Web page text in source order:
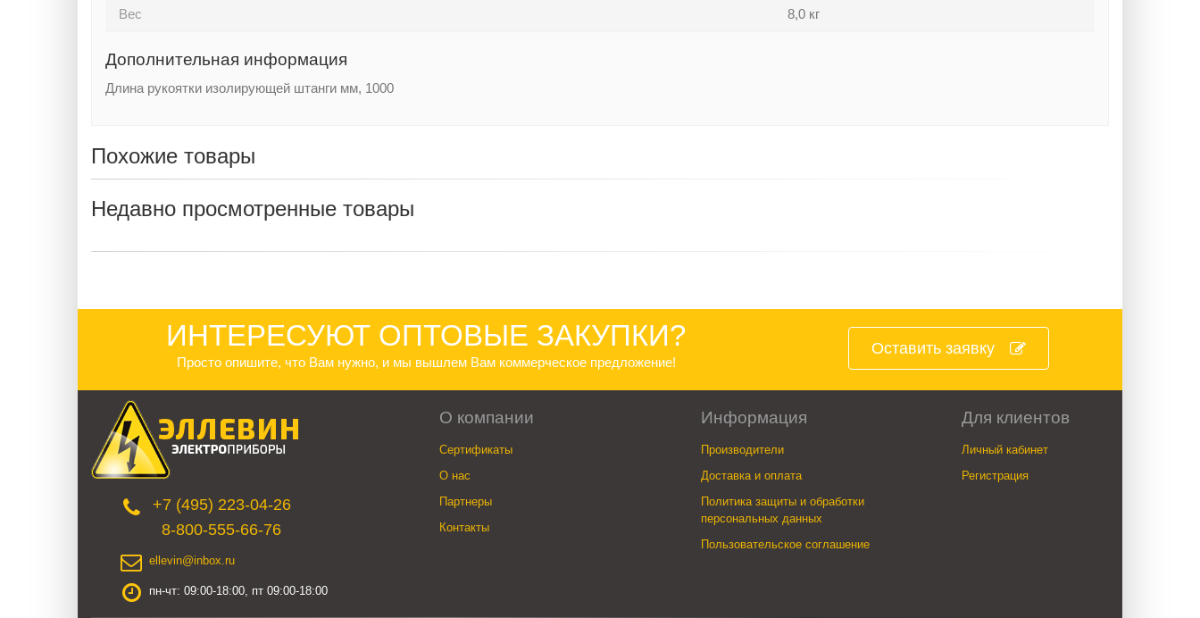
Вес 8,0 кг
Дополнительная информация
Длина рукоятки изолирующей штанги мм, 1000
Похожие товары
Недавно просмотренные товары
ИНТЕРЕСУЮТ ОПТОВЫЕ ЗАКУПКИ?
Просто опишите, что Вам нужно, и мы вышлем Вам коммерческое предложение!
Оставить заявку
+7 (495) 223-04-26
8-800-555-66-76
ellevin@inbox.ru
пн-чт: 09:00-18:00, пт 09:00-18:00
О компании
Сертификаты
О нас
Партнеры
Контакты
Информация
Производители
Доставка и оплата
Политика защиты и обработки
персональных данных
Пользовательское соглашение
Для клиентов
Личный кабинет
Регистрация